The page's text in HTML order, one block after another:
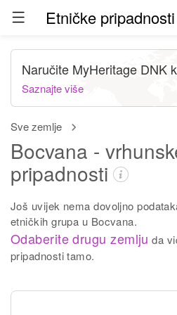
Sve zemlje
Bocvana -
pripadnosti
Još uvijek nema dovoljno
etničkih grupa u Bocvana.
Odaberite drugu zemlju da
pripadnosti tamo.
Naručite MyHeritage DNK
Saznajte više